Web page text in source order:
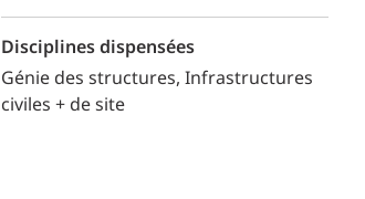
Disciplines dispensées
Génie des structures Infrastructures
civiles + de site